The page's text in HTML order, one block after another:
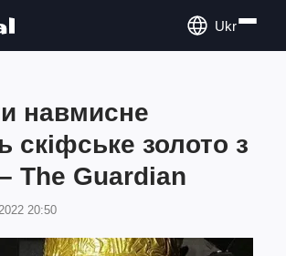
Ukr
навмисне
скіфське золото з
The Guardian
20:50